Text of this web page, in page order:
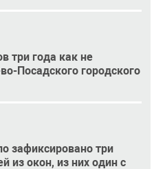
три года как не
Посадского городского
зафиксировано три
из окон, из них один с